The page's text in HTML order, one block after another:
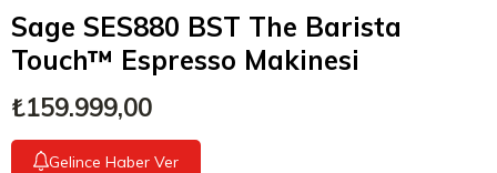
Sage SES880 BST The Barista
Touch™ Espresso Makinesi
₺159.999,00
Gelince Haber Ver